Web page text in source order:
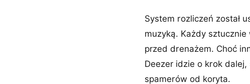
System rozliczeń został
muzyką. Każdy
przed drenażem. Choć
Deezer idzie o krok
spamerów od koryta.